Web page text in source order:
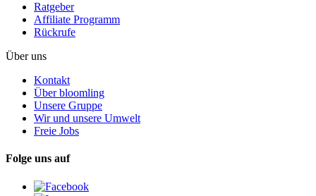
Ratgeber
Affiliate Programm
Rückrufe
Über uns
Kontakt
Über bloomling
Unsere Gruppe
Wir und unsere Umwelt
Freie Jobs
Folge uns auf